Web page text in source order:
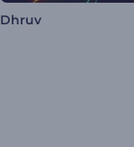
Dhruv